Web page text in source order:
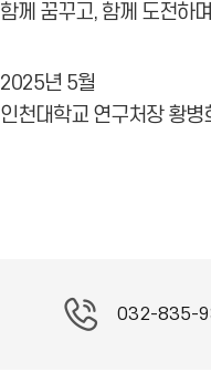
함께 꿈꾸고, 함께 도전하
2025년 5월
인천대학교 연구처장 황병
032-835-